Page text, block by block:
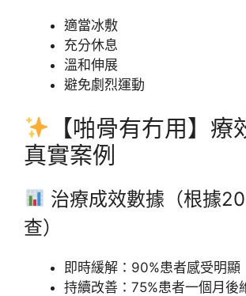
適當冰敷
充分休息
溫和伸展
避免劇烈運動
【啪骨有冇用】療
真實案例
治療成效數據（根據
查）
即時緩解：90%患者感受明顯
持續改善：75%患者一個月後